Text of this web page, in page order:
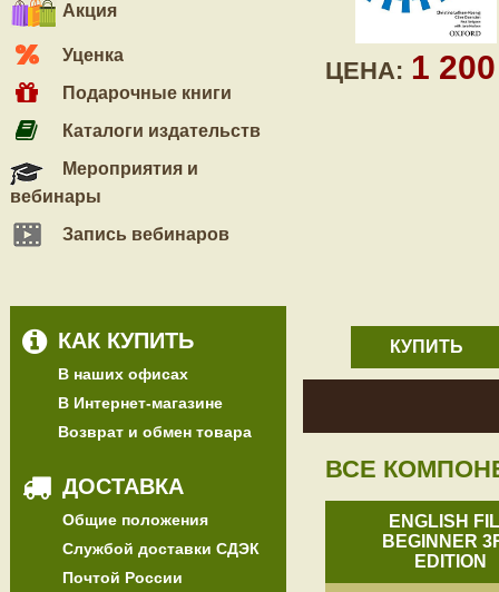
Акция
Уценка
Подарочные книги
Каталоги издательств
Мероприятия и
вебинары
Запись вебинаров
КАК КУПИТЬ
В наших офисах
В Интернет-магазине
Возврат и обмен товара
ДОСТАВКА
Общие положения
Службой доставки СДЭК
Почтой России
ЦЕНА: 1
КУПИТЬ
ВСЕ
ENGLISH
BEGINNER
EDITION